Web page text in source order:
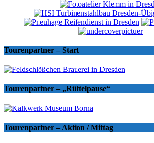
Tourenpartner – Start
Tourenpartner – „Rüttelpause“
Tourenpartner – Aktion / Mittag